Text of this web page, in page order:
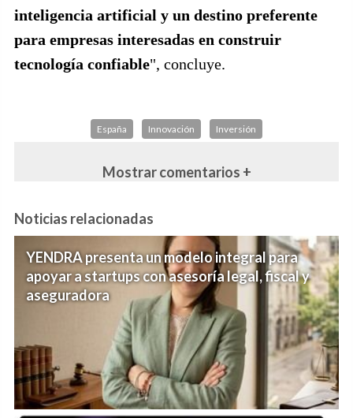
inteligencia artificial y un destino preferente
para empresas interesadas en construir
tecnología confiable", concluye.
España Innovación Inversión
Mostrar comentarios +
Noticias relacionadas
YENDRA presenta un modelo integral para
apoyar a startups con asesoría legal, fiscal y
aseguradora